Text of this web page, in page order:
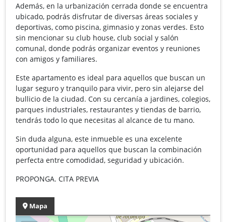
Además, en la urbanización cerrada donde se encuentra
ubicado, podrás disfrutar de diversas áreas sociales y
deportivas, como piscina, gimnasio y zonas verdes. Esto
sin mencionar su club house, club social y salón
comunal, donde podrás organizar eventos y reuniones
con amigos y familiares.
Este apartamento es ideal para aquellos que buscan un
lugar seguro y tranquilo para vivir, pero sin alejarse del
bullicio de la ciudad. Con su cercanía a jardines, colegios,
parques industriales, restaurantes y tiendas de barrio,
tendrás todo lo que necesitas al alcance de tu mano.
Sin duda alguna, este inmueble es una excelente
oportunidad para aquellos que buscan la combinación
perfecta entre comodidad, seguridad y ubicación.
PROPONGA. CITA PREVIA
Mapa